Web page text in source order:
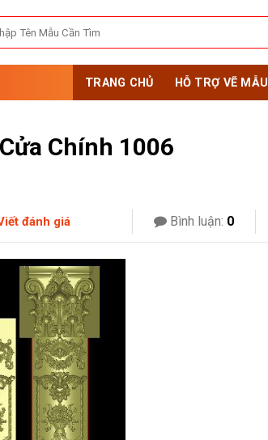
TRANG CHỦ HỖ TRỢ VẼ MẪU
Chính 1006
đánh giá Bình luận: 0